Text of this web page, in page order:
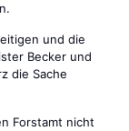
und die
Becker und
die Sache
Forstamt nicht